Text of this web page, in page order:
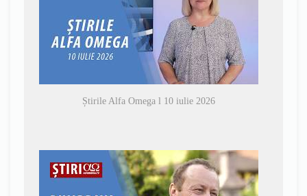
Știrile Alfa Omega l 10 iulie 2026